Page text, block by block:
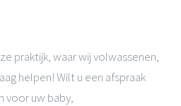
praktijk, waar wij volwassenen,
helpen! Wilt u een afspraak
voor uw baby,